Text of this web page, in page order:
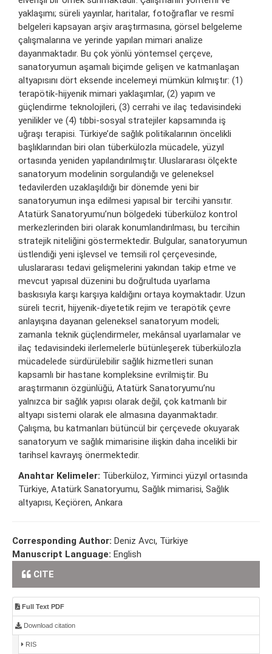
yaklaşımı; süreli yayınlar, haritalar, fotoğraflar ve resmî
belgeleri kapsayan arşiv araştırmasına, görsel belgeleme
çalışmalarına ve yerinde yapılan mimari analize
dayanmaktadır. Bu çok yönlü yöntemsel çerçeve,
sanatoryumun aşamalı biçimde gelişen ve katmanlaşan
altyapısını dört eksende incelemeyi mümkün kılmıştır: (1)
terapötik-hijyenik mimari yaklaşımlar, (2) yapım ve
güçlendirme teknolojileri, (3) cerrahi ve ilaç tedavisindeki
yenilikler ve (4) tıbbi-sosyal stratejiler kapsamında iş
uğraşı terapisi. Türkiye’de sağlık politikalarının öncelikli
başlıklarından biri olan tüberkülozla mücadele, yüzyıl
ortasında yeniden yapılandırılmıştır. Uluslararası ölçekte
sanatoryum modelinin sorgulandığı ve geleneksel
tedavilerden uzaklaşıldığı bir dönemde yeni bir
sanatoryumun inşa edilmesi yapısal bir tercihi yansıtır.
Atatürk Sanatoryumu’nun bölgedeki tüberküloz kontrol
merkezlerinden biri olarak konumlandırılması, bu tercihin
stratejik niteliğini göstermektedir. Bulgular, sanatoryumun
üstlendiği yeni işlevsel ve temsili rol çerçevesinde,
uluslararası tedavi gelişmelerini yakından takip etme ve
mevcut yapısal düzenini bu doğrultuda uyarlama
baskısıyla karşı karşıya kaldığını ortaya koymaktadır. Uzun
süreli tecrit, hijyenik-diyetetik rejim ve terapötik çevre
anlayışına dayanan geleneksel sanatoryum modeli;
zamanla teknik güçlendirmeler, mekânsal uyarlamalar ve
ilaç tedavisindeki ilerlemelerle bütünleşerek tüberkülozla
mücadelede sürdürülebilir sağlık hizmetleri sunan
kapsamlı bir hastane kompleksine evrilmiştir. Bu
araştırmanın özgünlüğü, Atatürk Sanatoryumu’nu
yalnızca bir sağlık yapısı olarak değil, çok katmanlı bir
altyapı sistemi olarak ele almasına dayanmaktadır.
Çalışma, bu katmanları bütüncül bir çerçevede okuyarak
sanatoryum ve sağlık mimarisine ilişkin daha incelikli bir
tarihsel kavrayış önermektedir.
Anahtar Kelimeler: Tüberküloz, Yirminci yüzyıl ortasında
Türkiye, Atatürk Sanatoryumu, Sağlık mimarisi, Sağlık
altyapısı, Keçiören, Ankara
Corresponding Author: Deniz Avcı, Türkiye
Manuscript Language: English
CITE
Full Text PDF
Download citation
RIS